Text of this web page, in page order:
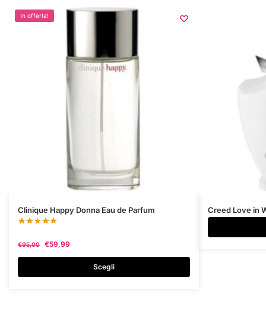
In offerta!
Clinique Happy Donna Eau de Parfum
€95,00 €59,99
Scegli
Questo
prodotto
più
Le
Creed Love in